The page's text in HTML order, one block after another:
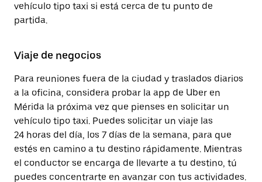
vehículo tipo taxi si está cerca de tu punto de
partida.
Viaje de negocios
Para reuniones fuera de la ciudad y traslados diarios
a la oficina, considera probar la app de Uber en
Mérida la próxima vez que pienses en solicitar un
vehículo tipo taxi. Puedes solicitar un viaje las
24 horas del día, los 7 días de la semana, para que
estés en camino a tu destino rápidamente. Mientras
el conductor se encarga de llevarte a tu destino, tú
puedes concentrarte en avanzar con tus actividades.